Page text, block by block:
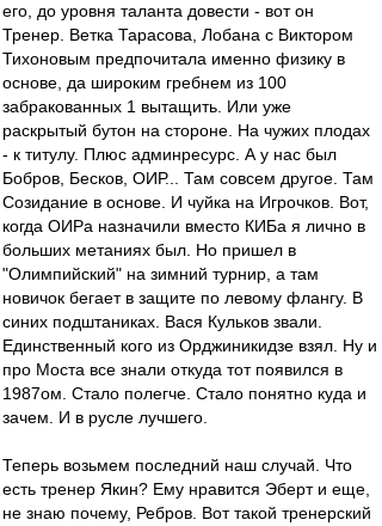
его, до уровня таланта довести - вот он
Тренер. Ветка Тарасова, Лобана с Виктором
Тихоновым предпочитала именно физику в
основе, да широким гребнем из 100
забракованных 1 вытащить. Или уже
раскрытый бутон на стороне. На чужих плодах
- к титулу. Плюс админресурс. А у нас был
Бобров, Бесков, ОИР... Там совсем другое. Там
Созидание в основе. И чуйка на Игрочков. Вот,
когда ОИРа назначили вместо КИБа я лично в
больших метаниях был. Но пришел в
"Олимпийский" на зимний турнир, а там
новичок бегает в защите по левому флангу. В
синих подштаниках. Вася Кульков звали.
Единственный кого из Орджиникидзе взял. Ну и
про Моста все знали откуда тот появился в
1987ом. Стало полегче. Стало понятно куда и
зачем. И в русле лучшего.
Теперь возьмем последний наш случай. Что
есть тренер Якин? Ему нравится Эберт и еще,
не знаю почему, Ребров. Вот такой тренерский